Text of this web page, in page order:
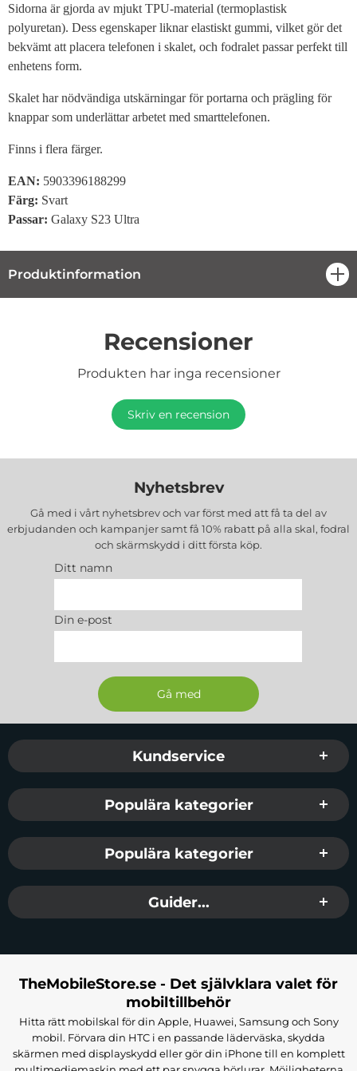
Sidorna är gjorda av mjukt TPU-material (termoplastisk
polyuretan). Dess egenskaper liknar elastiskt gummi, vilket gör det
bekvämt att placera telefonen i skalet, och fodralet passar perfekt till
enhetens form.
Skalet har nödvändiga utskärningar för portarna och prägling för
knappar som underlättar arbetet med smarttelefonen.
Finns i flera färger.
EAN: 5903396188299
Färg: Svart
Passar: Galaxy S23 Ultra
Produktinformation
Recensioner
Produkten har inga recensioner
Skriv en recension
Nyhetsbrev
Gå med i vårt nyhetsbrev och var först med att få ta del av
erbjudanden och kampanjer samt få 10% rabatt på alla skal, fodral
och skärmskydd i ditt första köp.
Ditt namn
Din e-post
Sidfot Blandad info och länkar
Kundservice
Populära kategorier
Populära kategorier
Guider...
TheMobileStore.se - Det självklara valet för
mobiltillbehör
Hitta rätt mobilskal för din Apple, Huawei, Samsung och Sony
mobil. Förvara din HTC i en passande läderväska, skydda
skärmen med displayskydd eller gör din iPhone till en komplett